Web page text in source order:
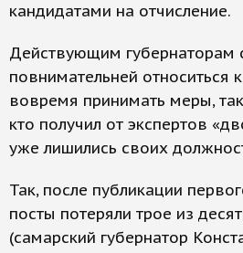
кандидатами на отчисление.
Действующим губернаторам
повнимательней относиться
вовремя принимать меры,
кто получил от экспертов
уже лишились своих
Так, после публикации
посты потеряли трое из
(самарский губернатор